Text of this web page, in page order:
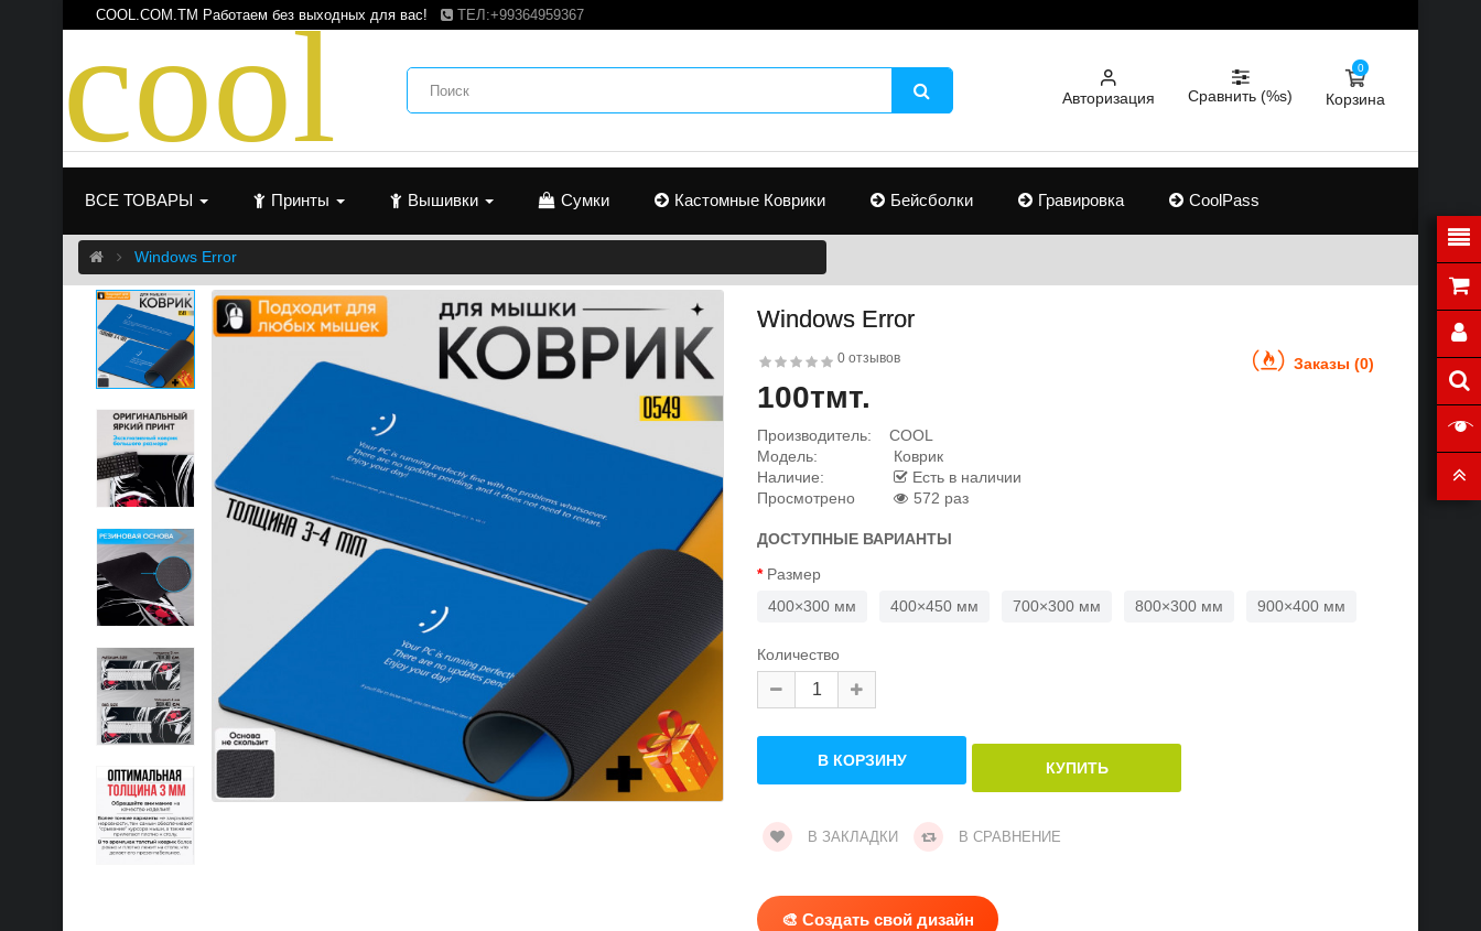
cool
COOL.COM.TM Работаем без выходных для вас! ТЕЛ:+99364959367
Авторизация Сравнить (%s) Корзина
0
ВСЕ ТОВАРЫ Принты Вышивки Сумки Кастомные Коврики Бейсболки Гравировка CoolPass
Windows Error
Windows Error
0 отзывов Заказы (0)
100тмт.
Производитель:
COOL
Модель:
Коврик
Наличие:
Есть в наличии
Просмотрено
572 раз
ДОСТУПНЫЕ ВАРИАНТЫ
Размер
400×300 мм 400×450 мм 700×300 мм 800×300 мм 900×400 мм
Количество
В ЗАКЛАДКИ В СРАВНЕНИЕ
🎨 Создать свой дизайн